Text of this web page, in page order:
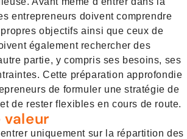
entrepreneurs doivent comprendre
objectifs ainsi que ceux de
également rechercher des
partie, y compris ses besoins, ses
Cette préparation approfondie
de formuler une stratégie de
de rester flexibles en cours de route.
uniquement sur la répartition des